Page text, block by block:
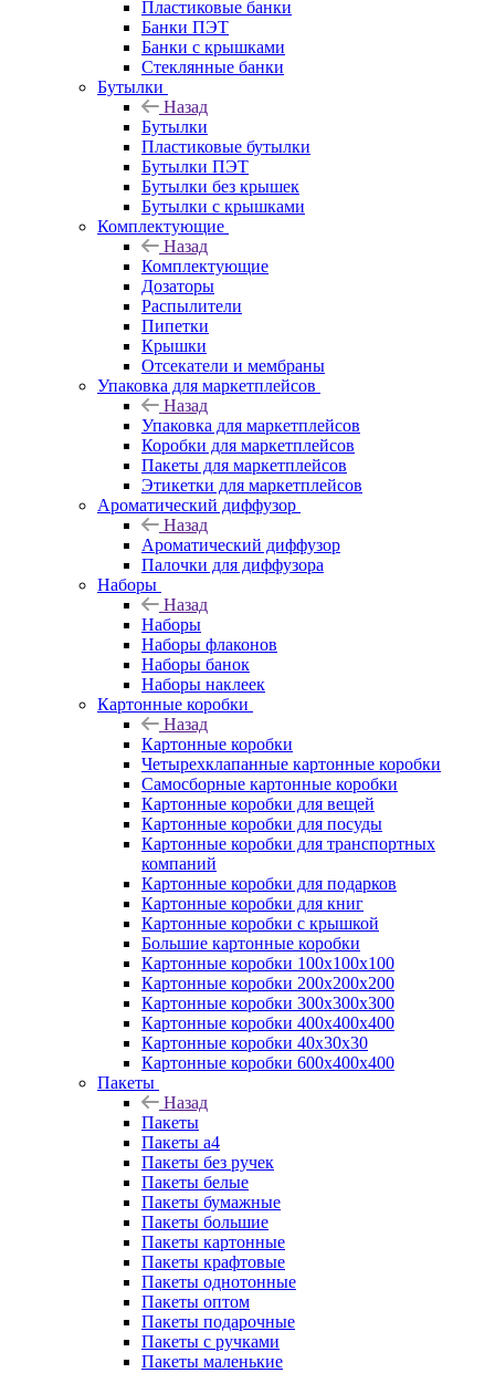
Пластиковые банки
Банки ПЭТ
Банки с крышками
Стеклянные банки
Бутылки
Назад
Бутылки
Пластиковые бутылки
Бутылки ПЭТ
Бутылки без крышек
Бутылки с крышками
Комплектующие
Назад
Комплектующие
Дозаторы
Распылители
Пипетки
Крышки
Отсекатели и мембраны
Упаковка для маркетплейсов
Назад
Упаковка для маркетплейсов
Коробки для маркетплейсов
Пакеты для маркетплейсов
Этикетки для маркетплейсов
Ароматический диффузор
Назад
Ароматический диффузор
Палочки для диффузора
Наборы
Назад
Наборы
Наборы флаконов
Наборы банок
Наборы наклеек
Картонные коробки
Назад
Картонные коробки
Четырехклапанные картонные коробки
Самосборные картонные коробки
Картонные коробки для вещей
Картонные коробки для посуды
Картонные коробки для транспортных
компаний
Картонные коробки для подарков
Картонные коробки для книг
Картонные коробки с крышкой
Большие картонные коробки
Картонные коробки 100x100x100
Картонные коробки 200x200x200
Картонные коробки 300x300x300
Картонные коробки 400x400x400
Картонные коробки 40x30x30
Картонные коробки 600x400x400
Пакеты
Назад
Пакеты
Пакеты а4
Пакеты без ручек
Пакеты белые
Пакеты бумажные
Пакеты большие
Пакеты картонные
Пакеты крафтовые
Пакеты однотонные
Пакеты оптом
Пакеты подарочные
Пакеты с ручками
Пакеты маленькие